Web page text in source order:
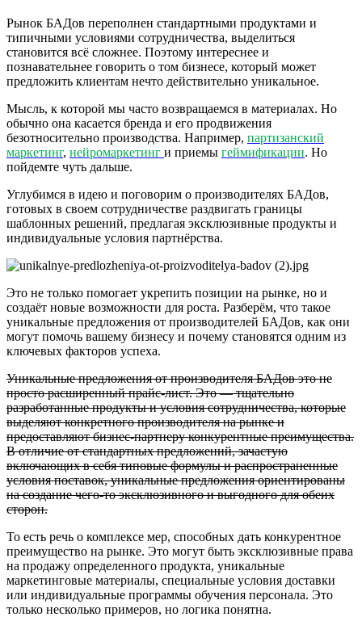
Рынок БАДов переполнен стандартными продуктами и
типичными условиями сотрудничества, выделиться
становится всё сложнее. Поэтому интереснее и
познавательнее говорить о том бизнесе, который может
предложить клиентам нечто действительно уникальное.
Мысль, к которой мы часто возвращаемся в материалах. Но
обычно она касается бренда и его продвижения
безотносительно производства. Например, партизанский
маркетинг, нейромаркетинг и приемы геймификации. Но
пойдемте чуть дальше.
Углубимся в идею и поговорим о производителях БАДов,
готовых в своем сотрудничестве раздвигать границы
шаблонных решений, предлагая эксклюзивные продукты и
индивидуальные условия партнёрства.
Это не только помогает укрепить позиции на рынке, но и
создаёт новые возможности для роста. Разберём, что такое
уникальные предложения от производителей БАДов, как они
могут помочь вашему бизнесу и почему становятся одним из
ключевых факторов успеха.
Уникальные предложения от производителя БАДов это не
просто расширенный прайс-лист. Это — тщательно
разработанные продукты и условия сотрудничества, которые
выделяют конкретного производителя на рынке и
предоставляют бизнес-партнеру конкурентные преимущества.
В отличие от стандартных предложений, зачастую
включающих в себя типовые формулы и распространенные
условия поставок, уникальные предложения ориентированы
на создание чего-то эксклюзивного и выгодного для обеих
сторон.
То есть речь о комплексе мер, способных дать конкурентное
преимущество на рынке. Это могут быть эксклюзивные права
на продажу определенного продукта, уникальные
маркетинговые материалы, специальные условия доставки
или индивидуальные программы обучения персонала. Это
только несколько примеров, но логика понятна.